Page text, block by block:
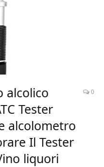
alcolico
Tester
alcolometro
Il Tester
liquori
0